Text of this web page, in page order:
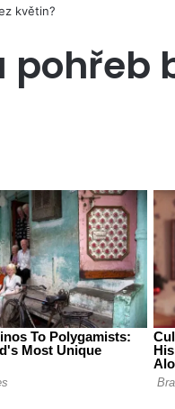
květin?
pohřeb